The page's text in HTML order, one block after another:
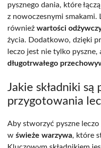
pysznego dania, które
z nowoczesnymi smakami.
również wartości
życia. Dodatkowo, dzięki
leczo jest nie tylko pyszne,
długotrwałego
Jakie składniki
przygotowania
Aby stworzyć pyszne
w świeże warzywa, które